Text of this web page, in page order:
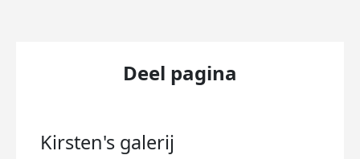
Deel pagina
Kirsten's galerij